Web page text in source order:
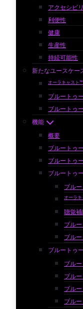
アクセシビ
利便性
健康
生産性
持続可能性
新たなユースケー
オーラキャスト™
ブルートゥ
ブルートゥ
機能
概要
ブルートゥ
ブルートゥ
ブルートゥ
ブル
オーラ
聴覚
ブル
ブル
ブルートゥ
ブル
ブル
ブル
ブル